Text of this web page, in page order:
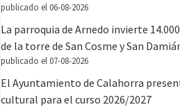
publicado el 06-08-2026
La parroquia de Arnedo invierte
de la torre de San Cosme y San
publicado el 07-08-2026
El Ayuntamiento de Calahorra
cultural para el curso 2026/2027